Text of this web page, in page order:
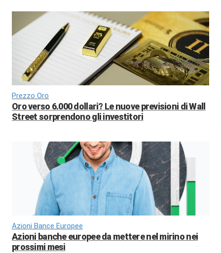
Prezzo Oro
Oro verso 6.000 dollari? Le nuove previsioni di Wall
Street sorprendono gli investitori
Azioni Bance Europee
Azioni banche europee da mettere nel mirino nei
prossimi mesi